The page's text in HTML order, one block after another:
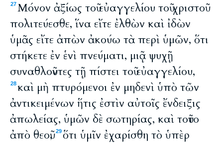
27Μόνον ἀξίως τοῦ εὐαγγελίου τοῦ χριστοῦ
πολιτεύεσθε, ἵνα εἴτε ἐλθὼν καὶ ἰδὼν
ὑμᾶς εἴτε ἀπὼν ἀκούω τὰ περὶ ὑμῶν, ὅτι
στήκετε ἐν ἑνὶ πνεύματι, μιᾷ ψυχῇ
συναθλοῦντες τῇ πίστει τοῦ εὐαγγελίου,
28καὶ μὴ πτυρόμενοι ἐν μηδενὶ ὑπὸ τῶν
ἀντικειμένων ἥτις ἐστὶν αὐτοῖς ἔνδειξις
ἀπωλείας, ὑμῶν δὲ σωτηρίας, καὶ τοῦτο
ἀπὸ θεοῦ,29ὅτι ὑμῖν ἐχαρίσθη τὸ ὑπὲρ